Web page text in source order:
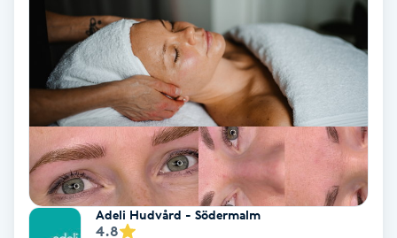
Enzympeeling
Extensions
Extensions borttagning
Eyeliner-tatuering
Adeli Hudvård - Södermalm
4.8